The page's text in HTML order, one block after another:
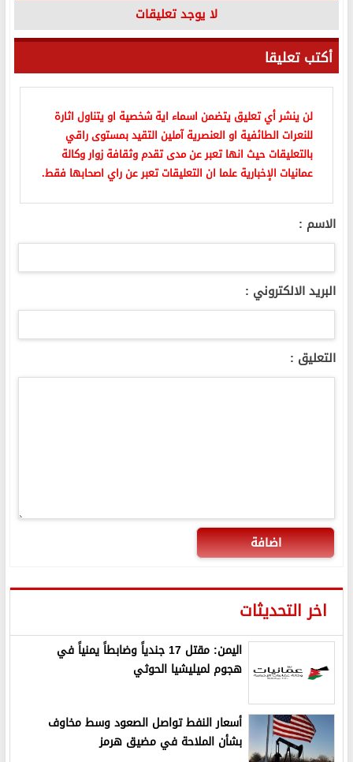
لا يوجد تعليقات
أكتب تعليقا
لن ينشر أي تعليق يتضمن اسماء اية شخصية او يتناول اثارة
للنعرات الطائفية او العنصرية آملين التقيد بمستوى راقي
بالتعليقات حيث انها تعبر عن مدى تقدم وثقافة زوار وكالة
عمانيات الإخبارية علما ان التعليقات تعبر عن راي اصحابها فقط.
الاسم :
البريد الالكتروني :
التعليق :
اضافة
اخر التحديثات
اليمن: مقتل 17 جندياً وضابطاً يمنياً في
هجوم لميليشيا الحوثي
أسعار النفط تواصل الصعود وسط مخاوف
بشأن الملاحة في مضيق هرمز